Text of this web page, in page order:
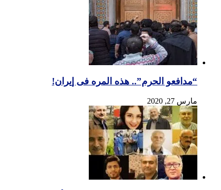
“مدافعو الحرم”.. هذه المره فی إیران!
مارس 27, 2020